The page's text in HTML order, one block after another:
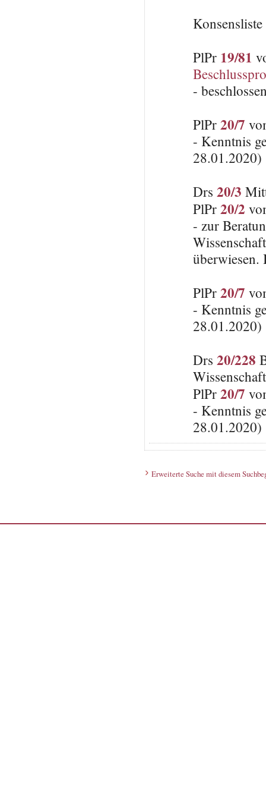
PlPr 19/81
-
PlPr20/7
- Kenntnis
28.01.2020)
Drs 20/3
PlPr20/2
- zur
überwiesen.
PlPr20/7
- Kenntnis
28.01.2020)
Drs 20/228
PlPr20/7
- Kenntnis
28.01.2020)
Erweiterte Suche mit diesem